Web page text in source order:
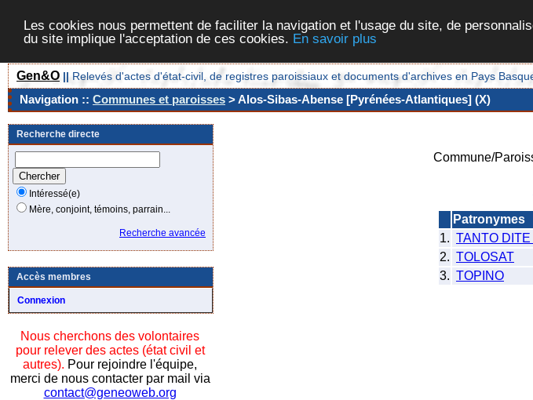
Les cookies nous permettent de faciliter la navigation et l'usage du site, de
du site implique l'acceptation de ces cookies. En savoir plus
Gen&O || Relevés d'actes d'état-civil, de registres paroissiaux et documents d'archives en Pays
Navigation :: Communes et paroisses > Alos-Sibas-Abense [Pyrénées-Atlantiques] (X)
Recherche directe
Intéressé(e)
Mère, conjoint, témoins, parrain...
Recherche avancée
Accès membres
Connexion
Nous cherchons des volontaires
pour relever des actes (état civil et
autres). Pour rejoindre l'équipe,
merci de nous contacter par mail via
contact@geneoweb.org
Commune/
Patronymes
1. TANTO
2. TOLOSAT
3. TOPINO